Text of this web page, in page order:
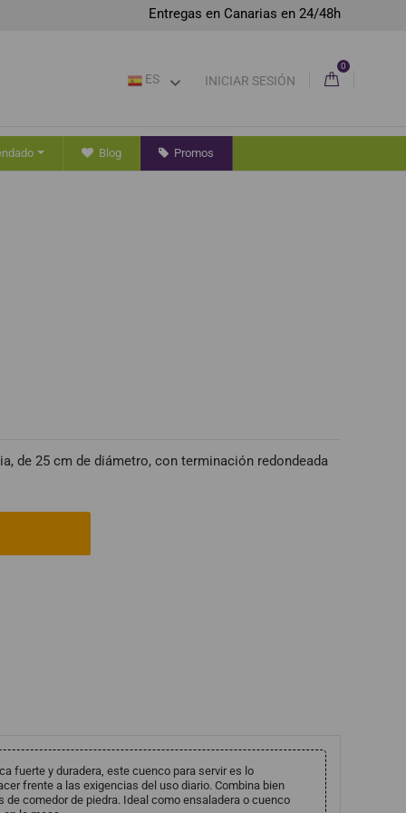
Entregas en Canarias en 24/48h
ES INICIAR SESIÓN
0
Blog Promos
de 25 cm de diámetro, con terminación redondeada
fuerte y duradera, este cuenco para servir es lo
frente a las exigencias del uso diario. Combina bien
de comedor de piedra. Ideal como ensaladera o cuenco